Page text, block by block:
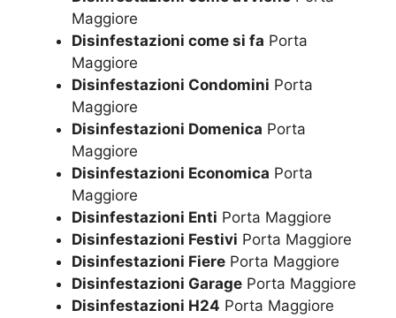
Maggiore
Disinfestazioni come si fa Porta
Maggiore
Disinfestazioni Condomini Porta
Maggiore
Disinfestazioni Domenica Porta
Maggiore
Disinfestazioni Economica Porta
Maggiore
Disinfestazioni Enti Porta Maggiore
Disinfestazioni Festivi Porta Maggiore
Disinfestazioni Fiere Porta Maggiore
Disinfestazioni Garage Porta Maggiore
Disinfestazioni H24 Porta Maggiore